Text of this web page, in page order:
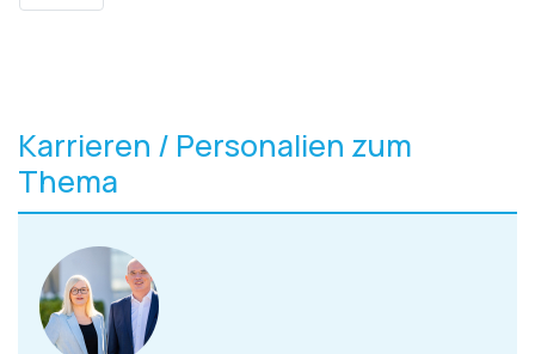
Karrieren / Personalien zum
Thema